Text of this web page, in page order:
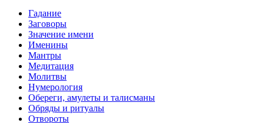
Гадание
Заговоры
Значение имени
Именины
Мантры
Медитация
Молитвы
Нумерология
Обереги, амулеты и талисманы
Обряды и ритуалы
Отвороты